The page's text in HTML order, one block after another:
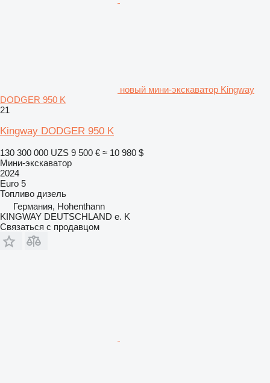
новый мини-экскаватор Kingway
DODGER 950 K
21
Kingway DODGER 950 K
130 300 000 UZS 9 500 € ≈ 10 980 $
Мини-экскаватор
2024
Euro 5
Топливо дизель
Германия, Hohenthann
KINGWAY DEUTSCHLAND e. K
Связаться с продавцом